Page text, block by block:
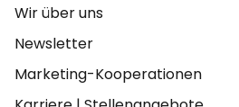
Wir über uns
Newsletter
Marketing-Kooperationen